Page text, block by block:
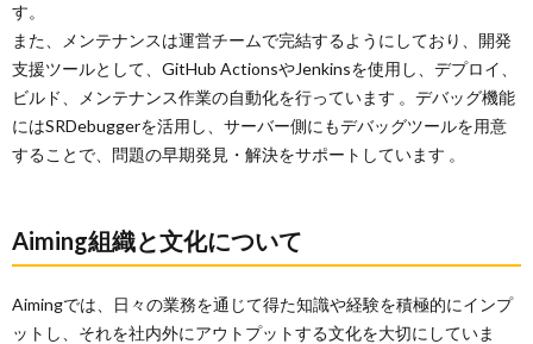
す。
また、メンテナンスは運営チームで完結するようにしており、開発
支援ツールとして、GitHub ActionsやJenkinsを使用し、デプロイ、
ビルド、メンテナンス作業の自動化を行っています 。デバッグ機能
にはSRDebuggerを活用し、サーバー側にもデバッグツールを用意
することで、問題の早期発見・解決をサポートしています 。
Aiming組織と文化について
Aimingでは、日々の業務を通じて得た知識や経験を積極的にインプ
ットし、それを社内外にアウトプットする文化を大切にしていま